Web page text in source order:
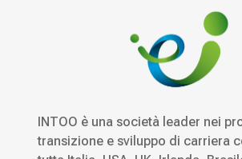
INTOO è una società leader nei
transizione e sviluppo di carriera